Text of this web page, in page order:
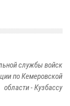
службы войск
по Кемеровской
области - Кузбассу